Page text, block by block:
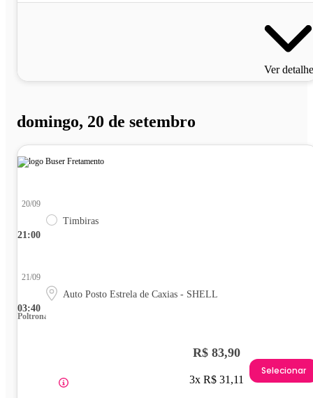
Ver
domingo, 20 de setembro
21:00
20/09
Timbiras
03:40
21/09
Auto Posto Estrela de Caxias - SHELL
Poltrona
R$ 83,90
3x R$ 31,11
Selecionar